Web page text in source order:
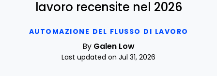
AUTOMAZIONE DEL FLUSSO DI LAVORO
lavoro recensite nel 2026
By Galen Low
Last updated on Jul 31, 2026